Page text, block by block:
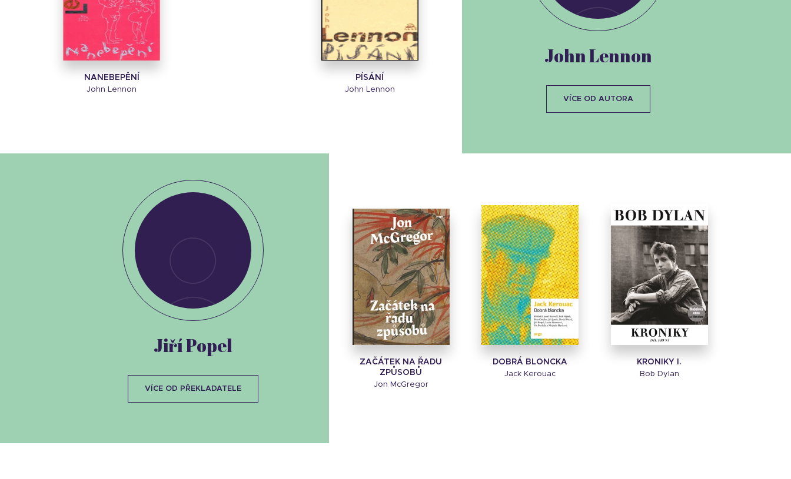
NANEBEPĚNÍ
John Lennon
PÍSÁNÍ
John Lennon
John Lennon
VÍCE OD AUTORA
ZAČÁTEK NA ŘADU
ZPŮSOBŮ
Jon McGregor
DOBRÁ BLONCKA
Jack Kerouac
KRONIKY I.
Bob Dylan
Jiří Popel
VÍCE OD PŘEKLADATELE